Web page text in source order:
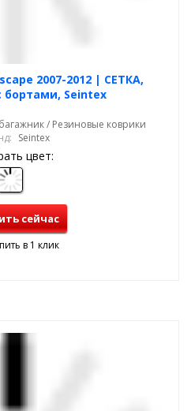
2007-2012 | СЕТКА,
бортами, Seintex
/ Резиновые коврики
Seintex
цвет:
сейчас
в 1 клик